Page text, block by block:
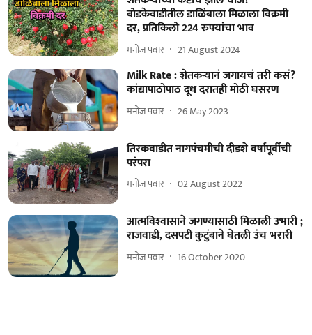
बोडकेवाडीतील डाळिंबाला मिळाला विक्रमी
दर, प्रतिकिलो 224 रुपयांचा भाव
मनोज पवार 21 August 2024
Milk Rate : शेतकऱ्यानं जगायचं तरी कसं?
कांद्यापाठोपाठ दूध दरातही मोठी घसरण
मनोज पवार 26 May 2023
तिरकवाडीत नागपंचमीची दीडशे वर्षापूर्वीची
परंपरा
मनोज पवार 02 August 2022
आत्मविश्‍वासाने जगण्यासाठी मिळाली उभारी ;
राजवाडी, दसपटी कुटुंबाने घेतली उंच भरारी
मनोज पवार 16 October 2020